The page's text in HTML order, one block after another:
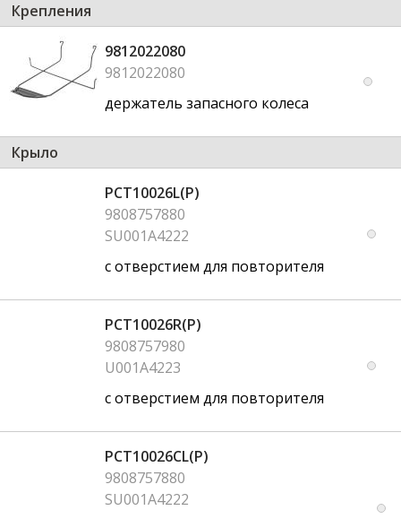
Крепления
9812022080
9812022080
держатель запасного колеса
Крыло
PCT10026L(P)
9808757880
SU001A4222
с отверстием для повторителя
PCT10026R(P)
9808757980
U001A4223
с отверстием для повторителя
PCT10026CL(P)
9808757880
SU001A4222